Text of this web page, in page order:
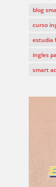
blog
curso
estudia
ingles
smart